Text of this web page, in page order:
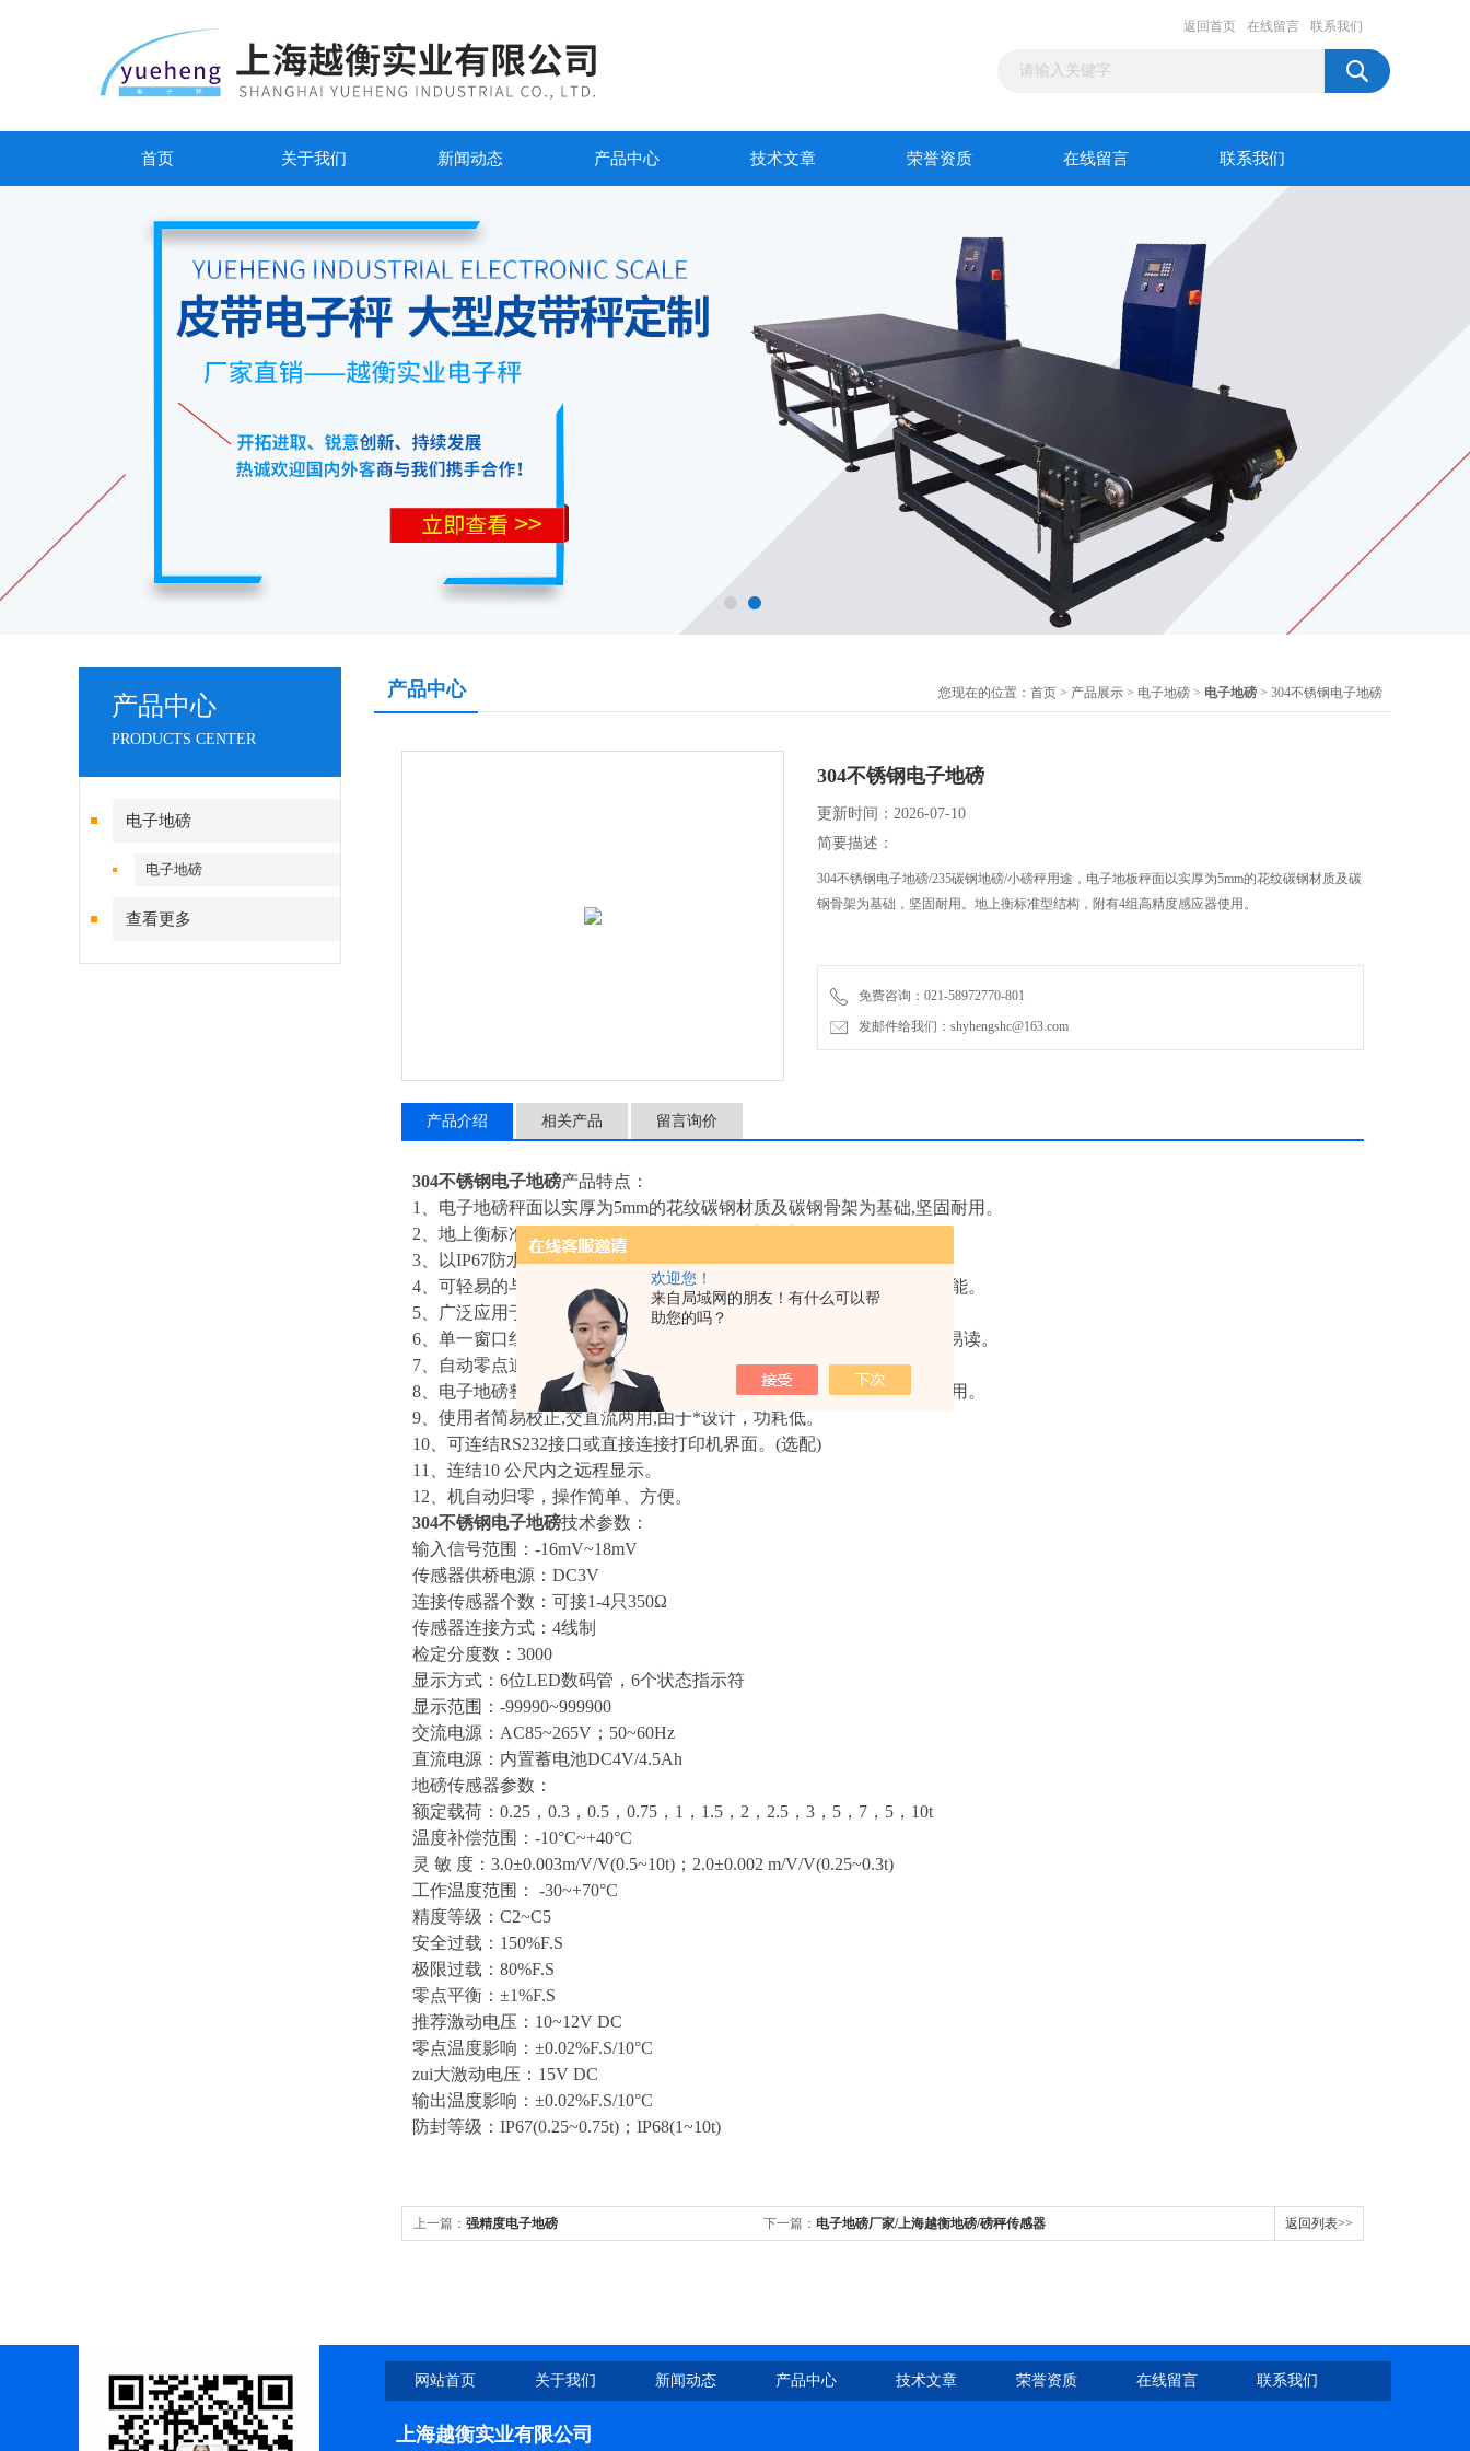
欢迎您！
来自局域网的朋友！有什么可以帮
助您的吗？
返回首页 在线留言 联系我们
首页 关于我们 新闻动态 产品中心 技术文章 荣誉资质 在线留言 联系我们
产品中心
PRODUCTS CENTER
电子地磅
电子地磅
查看更多
产品中心 您现在的位置： 首页 > 产品展示 > 电子地磅 > 电子地磅 > 304不锈钢电子地磅
304不锈钢电子地磅
更新时间：2026-07-10
简要描述：
304不锈钢电子地磅/235碳钢地磅/小磅秤用途，电子地板秤面以实厚为5mm的花纹碳钢材质及碳
钢骨架为基础，坚固耐用。地上衡标准型结构，附有4组高精度感应器使用。
免费咨询：021-58972770-801
发邮件给我们：shyhengshc@163.com
产品介绍 相关产品 留言询价
304不锈钢电子地磅产品特点：
1、电子地磅秤面以实厚为5mm的花纹碳钢材质及碳钢骨架为基础,坚固耐用。
2、地上衡标准型结构,附有4组可调式支脚，安装方便。
3、以IP67防水连接盒连接4颗高精度感应器使用。
4、可轻易的与重量控制显示器连接使用,以读取重量数据及启动其它功能。
5、广泛应用于仓库、车间、货场、集贸市场。
6、单一窗口红色灯管显示，可在多种不同的作业环境中方便使用清晰易读。
7、自动零点追踪,全扣重及重量累计功能。
8、电子地磅整体表面化学工艺处理，美观、抗腐蚀,喷涂台面，清洁耐用。
9、使用者简易校正,交直流两用,由于*设计，功耗低。
10、可连结RS232接口或直接连接打印机界面。(选配)
11、连结10 公尺内之远程显示。
12、机自动归零，操作简单、方便。
304不锈钢电子地磅技术参数：
输入信号范围：-16mV~18mV
传感器供桥电源：DC3V
连接传感器个数：可接1-4只350Ω
传感器连接方式：4线制
检定分度数：3000
显示方式：6位LED数码管，6个状态指示符
显示范围：-99990~999900
交流电源：AC85~265V；50~60Hz
直流电源：内置蓄电池DC4V/4.5Ah
地磅传感器参数：
额定载荷：0.25，0.3，0.5，0.75，1，1.5，2，2.5，3，5，7，5，10t
温度补偿范围：-10°C~+40°C
灵 敏 度：3.0±0.003m/V/V(0.5~10t)；2.0±0.002 m/V/V(0.25~0.3t)
工作温度范围： -30~+70°C
精度等级：C2~C5
安全过载：150%F.S
极限过载：80%F.S
零点平衡：±1%F.S
推荐激动电压：10~12V DC
零点温度影响：±0.02%F.S/10°C
zui大激动电压：15V DC
输出温度影响：±0.02%F.S/10°C
防封等级：IP67(0.25~0.75t)；IP68(1~10t)
上一篇： 强精度电子地磅 下一篇： 电子地磅厂家/上海越衡地磅/磅秤传感器 返回列表>>
网站首页 关于我们 新闻动态 产品中心 技术文章 荣誉资质 在线留言 联系我们
上海越衡实业有限公司